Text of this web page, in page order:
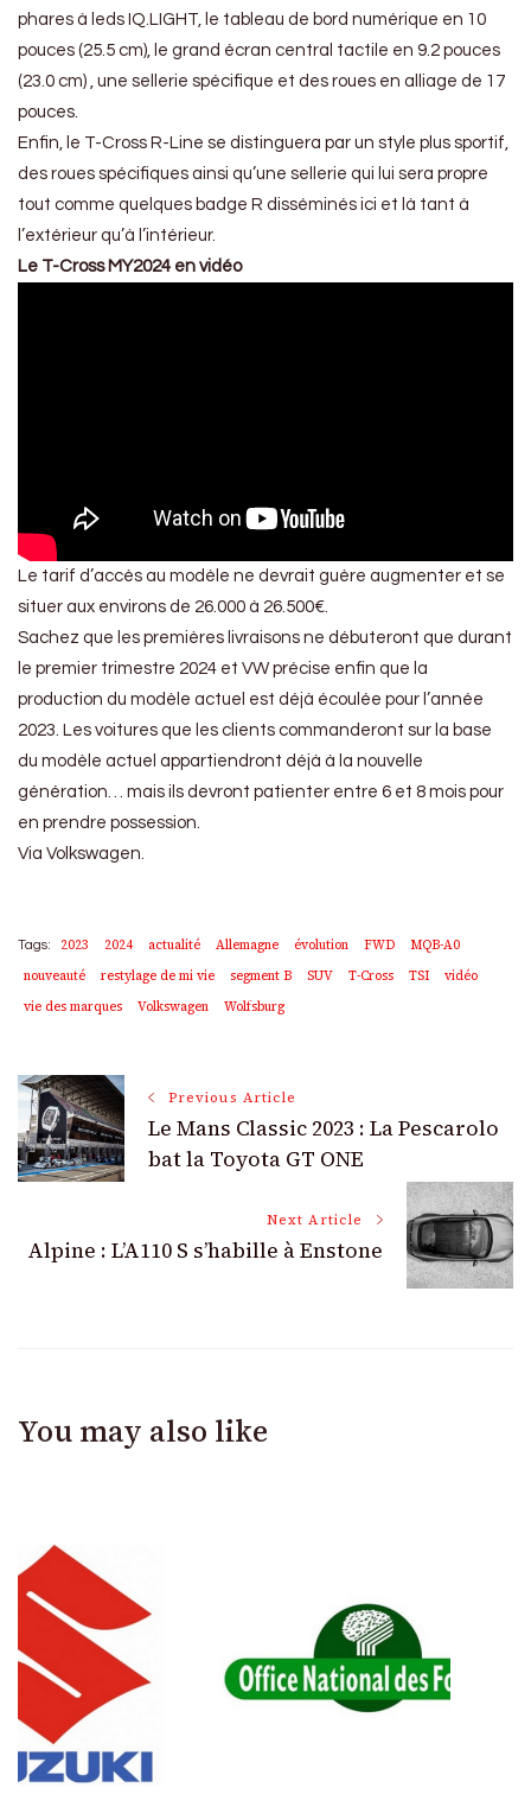
phares à leds IQ.LIGHT, le tableau de bord numérique en 10
pouces (25.5 cm), le grand écran central tactile en 9.2 pouces
(23.0 cm) , une sellerie spécifique et des roues en alliage de 17
pouces.
Enfin, le T-Cross R-Line se distinguera par un style plus sportif,
des roues spécifiques ainsi qu’une sellerie qui lui sera propre
tout comme quelques badge R disséminés ici et là tant à
l’extérieur qu’à l’intérieur.
Le T-Cross MY2024 en vidéo
Le tarif d’accès au modèle ne devrait guère augmenter et se
situer aux environs de 26.000 à 26.500€.
Sachez que les premières livraisons ne débuteront que durant
le premier trimestre 2024 et VW précise enfin que la
production du modèle actuel est déjà écoulée pour l’année
2023. Les voitures que les clients commanderont sur la base
du modèle actuel appartiendront déjà à la nouvelle
génération… mais ils devront patienter entre 6 et 8 mois pour
en prendre possession.
Via Volkswagen.
Tags: 2023 2024 actualité Allemagne évolution FWD
MQB-A0
nouveauté
restylage de mi vie segment B SUV T-Cross TSI
vidéo
vie des marques
Volkswagen Wolfsburg
Post
Navigation
Previous Article
Le Mans Classic 2023 : La Pescarolo
bat la Toyota GT ONE
Next Article
Alpine : L’A110 S s’habille à Enstone
You may also like